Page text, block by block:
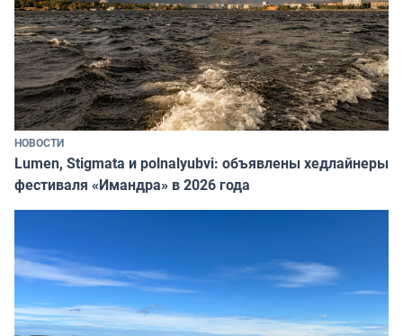
НОВОСТИ
Lumen, Stigmata и polnalyubvi: объявлены хедлайнеры
фестиваля «Имандра» в 2026 года